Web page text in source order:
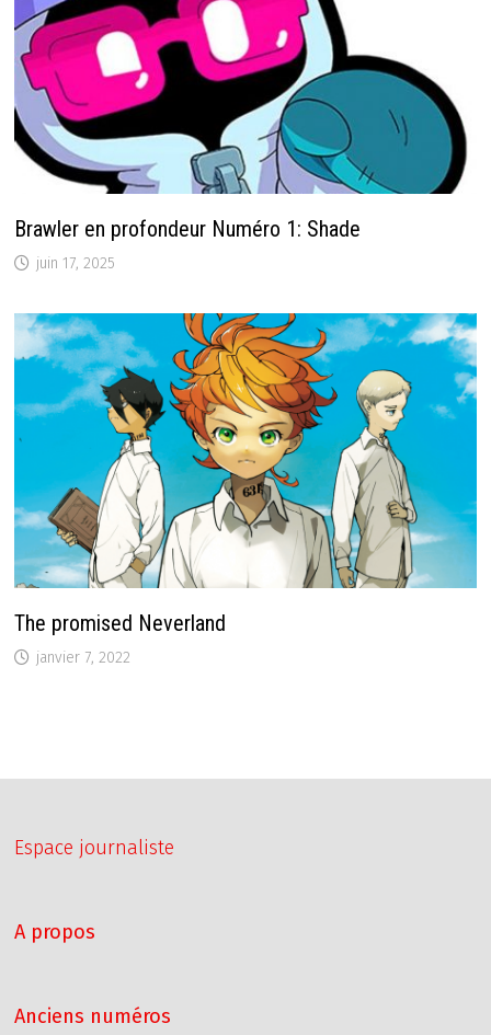
Brawler en profondeur Numéro 1: Shade
juin 17, 2025
The promised Neverland
janvier 7, 2022
Espace journaliste
A propos
Anciens numéros